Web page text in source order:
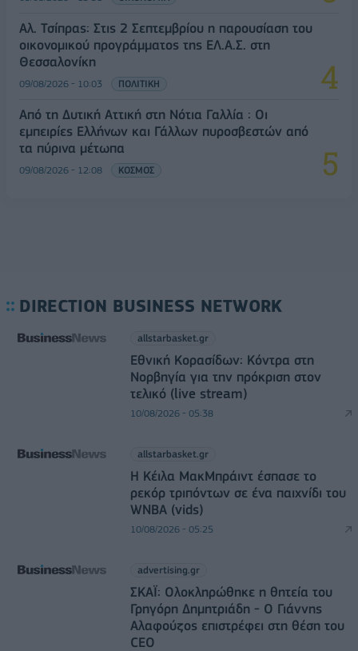
Αλ. Τσίπρας: Στις 2 Σεπτεμβρίου η παρουσίαση του
οικονομικού προγράμματος της ΕΛ.Α.Σ. στη
Θεσσαλονίκη
09/08/2026 - 10:03 ΠΟΛΙΤΙΚΗ
Από τη Δυτική Αττική στη Νότια Γαλλία : Οι
εμπειρίες Ελλήνων και Γάλλων πυροσβεστών από
τα πύρινα μέτωπα
09/08/2026 - 12:08 ΚΟΣΜΟΣ
DIRECTION BUSINESS NETWORK
allstarbasket.gr
Εθνική Κορασίδων: Κόντρα στη
Νορβηγία για την πρόκριση στον
τελικό (live stream)
10/08/2026 - 05:38
allstarbasket.gr
Η Κέιλα ΜακΜπράιντ έσπασε το
ρεκόρ τριπόντων σε ένα παιχνίδι του
WNBA (vids)
10/08/2026 - 05:25
advertising.gr
ΣΚΑΪ: Ολοκληρώθηκε η θητεία του
Γρηγόρη Δημητριάδη - Ο Γιάννης
Αλαφούζος επιστρέφει στη θέση του
CEO